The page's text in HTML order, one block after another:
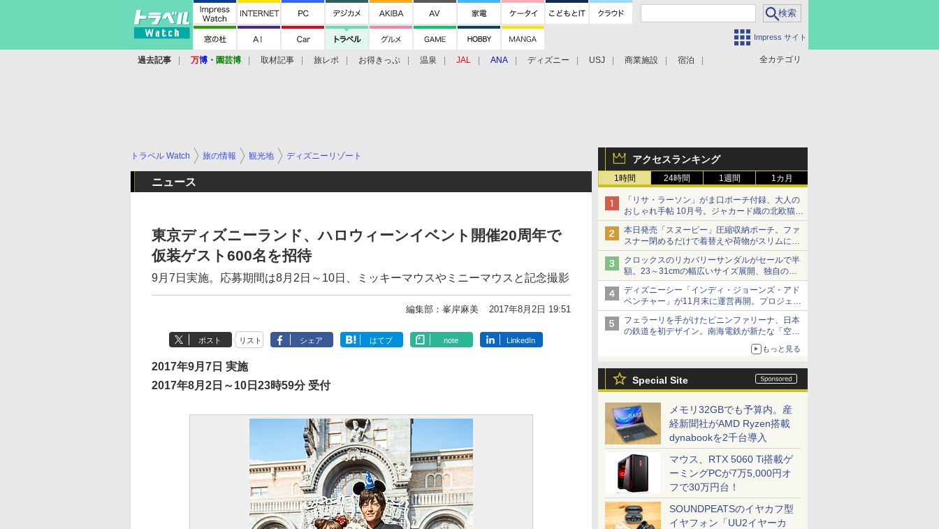
Impress サイト
全カテゴリ
過去記事 万博 ・ 園芸博 取材記事 旅レポ お得きっぷ 温泉 JAL ANA ディズニー USJ 商業施設 宿泊
アクセスランキング
1時間 24時間 1週間 1カ月
「リサ・ラーソン」がま口ポーチ付録、大人の
おしゃれ手帖 10月号。ジャカード織の北欧猫デ
ザイン
本日発売「スヌーピー」圧縮収納ポーチ。ファ
スナー閉めるだけで着替えや荷物がスリムにま
とまる
クロックスのリカバリーサンダルがセールで半
額。23～31cmの幅広いサイズ展開、独自のク
ッション素材を採用
ディズニーシー「インディ・ジョーンズ・アド
ベンチャー」が11月末に運営再開。プロジェク
ションマッピングを追加、DPAは1500円
フェラーリを手がけたピニンファリーナ、日本
の鉄道を初デザイン。南海電鉄が新たな「空港
もっと見る
Special Site
メモリ32GBでも予算内。産
経新聞社がAMD Ryzen搭載
dynabookを2千台導入
マウス、RTX 5060 Ti搭載ゲ
ーミングPCが7万5,000円オ
フで30万円台！
SOUNDPEATSのイヤカフ型
イヤフォン「UU2イヤーカ
トラベル Watch 旅の情報 観光地 ディズニーリゾート
ニュース
東京ディズニーランド、ハロウィーンイベント開催20周年で
仮装ゲスト600名を招待
9月7日実施。応募期間は8月2日～10日、ミッキーマウスやミニーマウスと記念撮影
編集部：峯岸麻美 2017年8月2日 19:51
ポスト リスト シェア はてブ note LinkedIn
2017年9月7日 実施
2017年8月2日～10日23時59分 受付